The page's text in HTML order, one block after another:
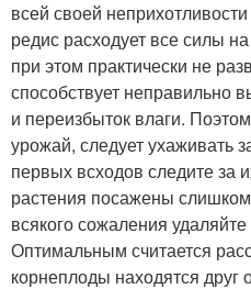
всей своей
редис расходует все силы
при этом практически не
способствует неправильно
и переизбыток влаги.
урожай, следует ухаживать
первых всходов следите за
растения посажены слишком
всякого сожаления
Оптимальным считается
корнеплоды находятся друг